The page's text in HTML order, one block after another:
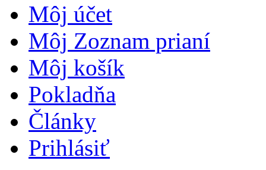
Môj účet
Môj Zoznam prianí
Môj košík
Pokladňa
Články
Prihlásiť